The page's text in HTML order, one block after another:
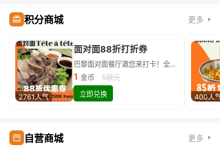
积分商城 更多
2761人气
面对面88折打折券
巴黎面对面餐厅邀您来打卡！全场88折
1 金币
5欧元
立即兑换
400人
自营商城 更多